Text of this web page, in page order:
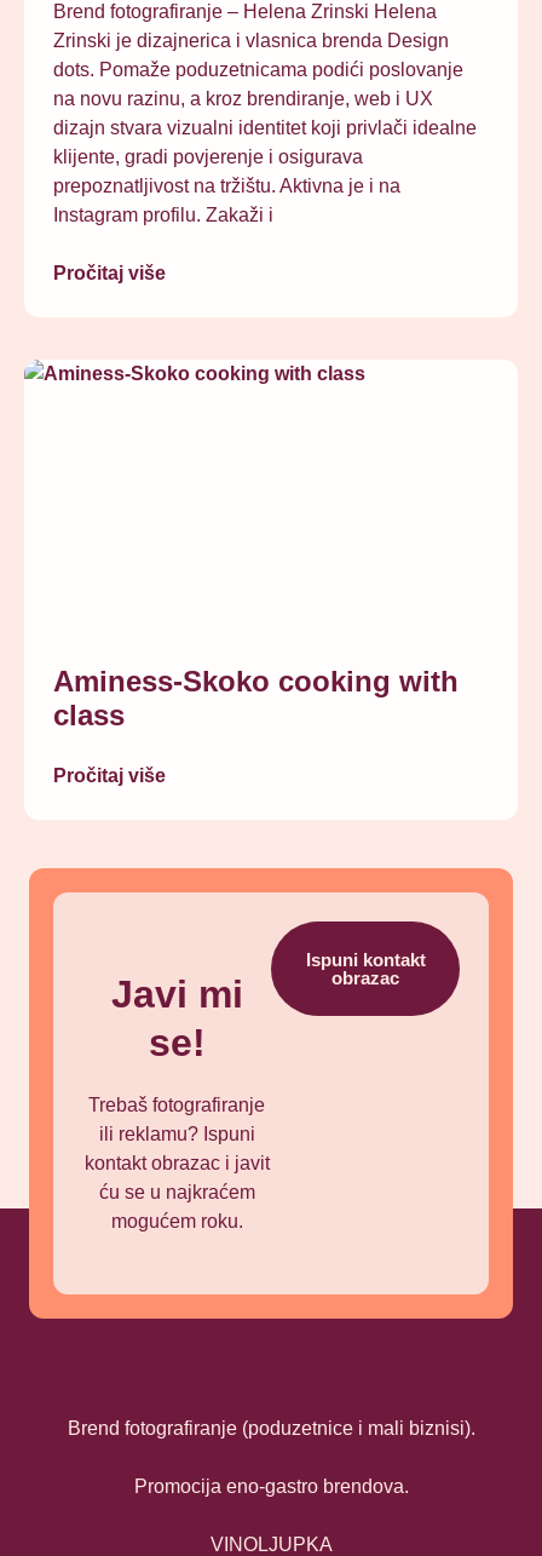
Brend fotografiranje – Helena Zrinski Helena
Zrinski je dizajnerica i vlasnica brenda Design
dots. Pomaže poduzetnicama podići poslovanje
na novu razinu, a kroz brendiranje, web i UX
dizajn stvara vizualni identitet koji privlači idealne
klijente, gradi povjerenje i osigurava
prepoznatljivost na tržištu. Aktivna je i na
Instagram profilu. Zakaži i
Pročitaj više
Aminess-Skoko cooking with
class
Pročitaj više
Javi mi
se!
Trebaš fotografiranje
ili reklamu? Ispuni
kontakt obrazac i javit
ću se u najkraćem
mogućem roku.
Ispuni kontakt
obrazac
Brend fotografiranje (poduzetnice i mali biznisi).
Promocija eno-gastro brendova.
VINOLJUPKA